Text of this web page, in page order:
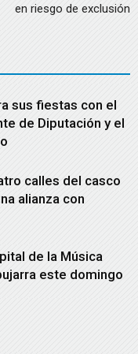
en riesgo de exclusión
sus fiestas con el
de Diputación y el
calles del casco
alianza con
de la Música
este domingo